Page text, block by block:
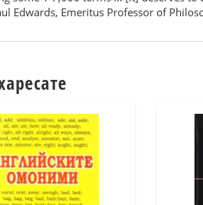
Edwards, Emeritus Professor of